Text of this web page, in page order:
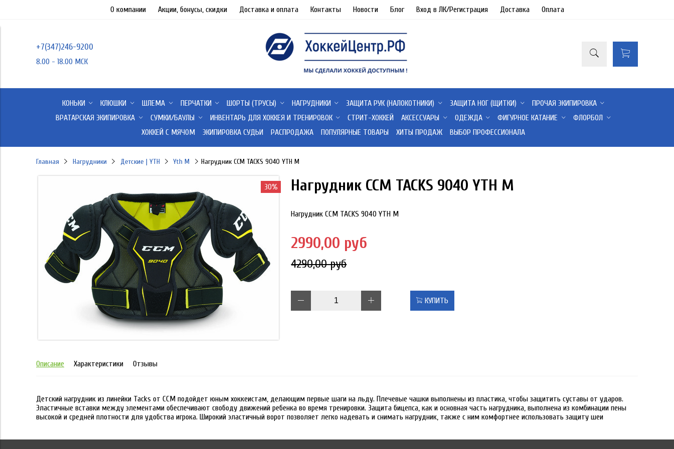
О компании Акции, бонусы, скидки Доставка и оплата Контакты Новости Блог Вход в ЛК/Регистрация Доставка Оплата
+7(347)246-9200
8.00 - 18.00 МСК
КОНЬКИ КЛЮШКИ ШЛЕМА ПЕРЧАТКИ ШОРТЫ (ТРУСЫ) НАГРУДНИКИ ЗАЩИТА РУК (НАЛОКОТНИКИ) ЗАЩИТА НОГ (ЩИТКИ)
ПРОЧАЯ ЭКИПИРОВКА
ВРАТАРСКАЯ ЭКИПИРОВКА
СУМКИ/БАУЛЫ ИНВЕНТАРЬ ДЛЯ ХОККЕЯ И ТРЕНИРОВОК СТРИТ-ХОККЕЙ АКСЕССУАРЫ ОДЕЖДА ФИГУРНОЕ КАТАНИЕ
ФЛОРБОЛ
ХОККЕЙ С МЯЧОМ
ЭКИПИРОВКА СУДЬИ РАСПРОДАЖА ПОПУЛЯРНЫЕ ТОВАРЫ ХИТЫ ПРОДАЖ ВЫБОР ПРОФЕССИОНАЛА
Главная Нагрудники Детские | YTH Yth M Нагрудник CCM TACKS 9040 YTH M
30% Нагрудник CCM TACKS 9040 YTH M
Нагрудник CCM TACKS 9040 YTH M
2990,00 руб
4290,00 руб
КУПИТЬ
Описание Характеристики Отзывы
Детский нагрудник из линейки Tacks от CCM подойдет юным хоккеистам, делающим первые шаги на льду. Плечевые чашки выполнены из пластика, чтобы защитить суставы от ударов.
Эластичные вставки между элементами обеспечивают свободу движений ребенка во время тренировки. Защита бицепса, как и основная часть нагрудника, выполнена из комбинации пены
высокой и средней плотности для удобства игрока. Широкий эластичный ворот позволяет легко надевать и снимать нагрудник, также с ним комфортнее использовать защиту шеи